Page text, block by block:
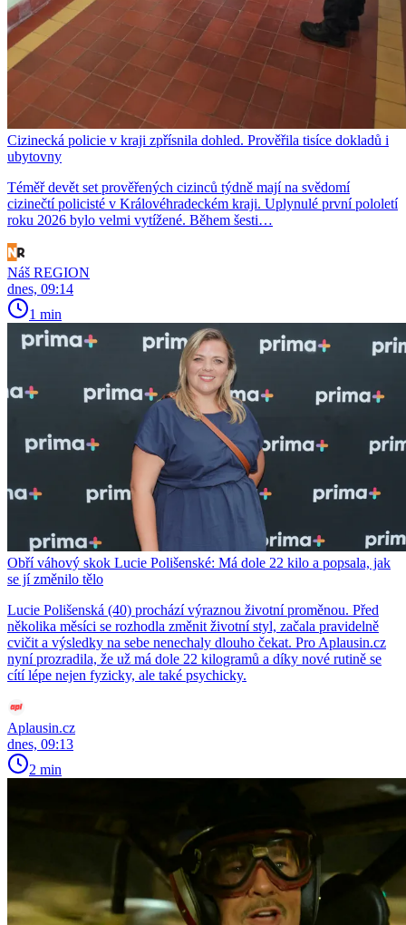
Cizinecká policie v kraji zpřísnila dohled. Prověřila tisíce dokladů i
ubytovny
Téměř devět set prověřených cizinců týdně mají na svědomí
cizinečtí policisté v Královéhradeckém kraji. Uplynulé první pololetí
roku 2026 bylo velmi vytížené. Během šesti…
Náš REGION
dnes, 09:14
1 min
Obří váhový skok Lucie Polišenské: Má dole 22 kilo a popsala, jak
se jí změnilo tělo
Lucie Polišenská (40) prochází výraznou životní proměnou. Před
několika měsíci se rozhodla změnit životní styl, začala pravidelně
cvičit a výsledky na sebe nenechaly dlouho čekat. Pro Aplausin.cz
nyní prozradila, že už má dole 22 kilogramů a díky nové rutině se
cítí lépe nejen fyzicky, ale také psychicky.
Aplausin.cz
dnes, 09:13
2 min